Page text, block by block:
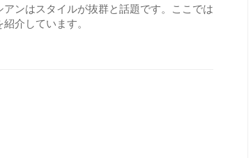
ンはスタイルが抜群と話題です。ここでは
介しています。